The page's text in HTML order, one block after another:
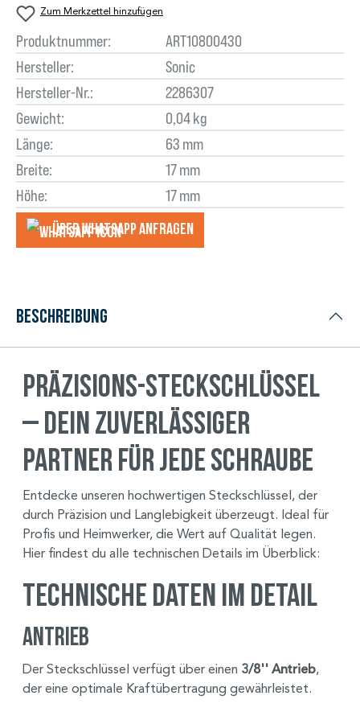
Zum Merkzettel hinzufügen
Produktnummer:
ART10800430
Hersteller:
Sonic
Hersteller-Nr.:
2286307
Gewicht:
0,04 kg
Länge:
63 mm
Breite:
17 mm
Höhe:
17 mm
Über WhatsApp anfragеn
Beschreibung
Präzisions-Steckschlüssel
– Dein zuverlässiger
Partner für jede Schraube
Entdecke unseren hochwertigen Steckschlüssel, der
durch Präzision und Langlebigkeit überzeugt. Ideal für
Profis und Heimwerker, die Wert auf Qualität legen.
Hier findest du alle technischen Details im Überblick:
Technische Daten im Detail
Antrieb
Der Steckschlüssel verfügt über einen 3/8'' Antrieb,
der eine optimale Kraftübertragung gewährleistet.